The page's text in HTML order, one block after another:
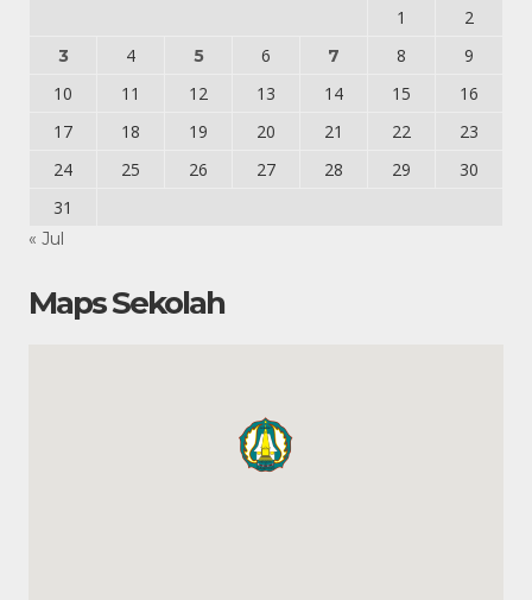
1
2
3 4 5 6 7 8
9
10
11 12 13 14 15
16
17
18 19 20 21 22
23
24
25 26 27 28 29
30
31
« Jul
Maps Sekolah